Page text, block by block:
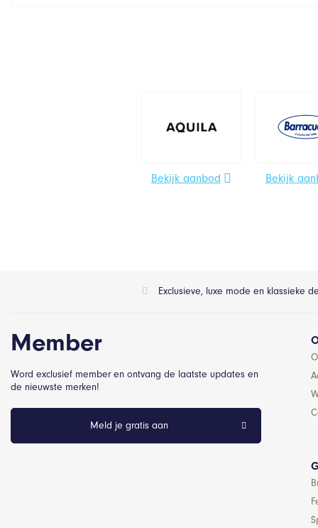
Bekijk aanbod Bekijk
Exclusieve, luxe mode en klassieke
Member
Word exclusief member en ontvang de laatste updates en
de nieuwste merken!
Meld je gratis aan